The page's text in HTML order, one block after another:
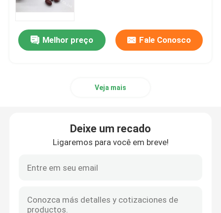
Controle da qualidade
IVC suplementos
Melhor preço Fale Conosco
Veja mais
Deixe um recado
Ligaremos para você em breve!